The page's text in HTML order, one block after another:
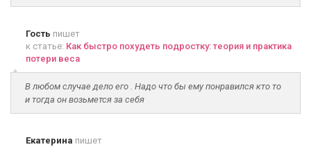
Гость пишет
к статье: Как быстро похудеть подростку: теория и практика
потери веса
В любом случае дело его . Надо что бы ему понравился кто то
и тогда он возьмется за себя
Екатерина пишет